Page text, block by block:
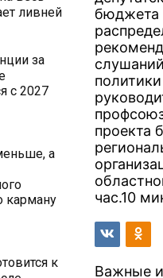
ливней
за
с 2027
а
карману
к
бюджета
проекта
час.10
Важные